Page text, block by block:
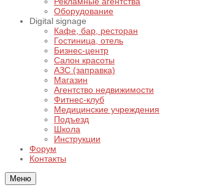
Оборудование
Digital signage
Кафе, бар, ресторан
Гостиница, отель
Бизнес-центр
Салон красоты
АЗС (заправка)
Магазин
Агентство недвижимости
Фитнес-клуб
Медицинские учреждения
Подъезд
Школа
Инструкции
Форум
Контакты
Меню